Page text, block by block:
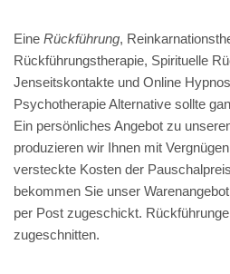
Eine Rückführung,
Rückführungstherapie, Spirituelle
Jenseitskontakte und Online
Psychotherapie Alternative sollte
Ein persönliches Angebot zu
produzieren wir Ihnen mit
versteckte Kosten der
bekommen Sie unser
per Post zugeschickt.
zugeschnitten.